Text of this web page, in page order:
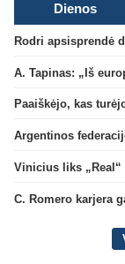
Dienos
Rodri apsisprendė
Vinicius liks „Real“
C. Romero karjera